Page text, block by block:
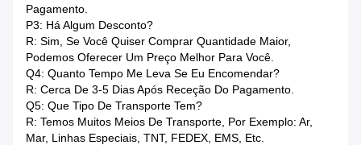
Pagamento.
P3: Há Algum Desconto?
R: Sim, Se Você Quiser Comprar Quantidade Maior,
Podemos Oferecer Um Preço Melhor Para Você.
Q4: Quanto Tempo Me Leva Se Eu Encomendar?
R: Cerca De 3-5 Dias Após Receção Do Pagamento.
Q5: Que Tipo De Transporte Tem?
R: Temos Muitos Meios De Transporte, Por Exemplo: Ar,
Mar, Linhas Especiais, TNT, FEDEX, EMS, Etc.